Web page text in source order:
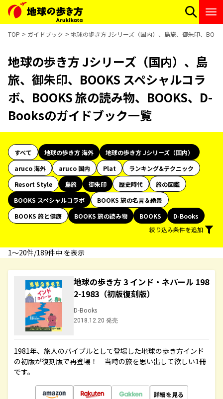
TOP ガイドブック 地球の歩き方 Jシリーズ（国内）、島旅、御朱印、
地球の歩き方 Jシリーズ（国内）、島
旅、御朱印、BOOKS スペシャルコラ
ボ、BOOKS 旅の読み物、BOOKS、D-
Booksのガイドブック一覧
すべて 地球の歩き方 海外
地球の歩き方 Jシリーズ（国内）
aruco 海外
aruco 国内 Plat
ランキング&テクニック
Resort Style
島旅 御朱印 歴史時代
旅の図鑑
BOOKS スペシャルコラボ
BOOKS 旅の名言＆絶景
BOOKS 旅と健康
BOOKS 旅の読み物 BOOKS
D-Books
絞り込み条件を追加
1〜20件/189件中 を表示
地球の歩き方 3 インド・ネパール 198
2-1983（初版復刻版）
D-Books
2018.12.20 発売
1981年、旅人のバイブルとして登場した地球の歩き方インド
の初版が復刻版で再登場！ 当時の旅を思い出して欲しい1冊
です。
詳細を見る